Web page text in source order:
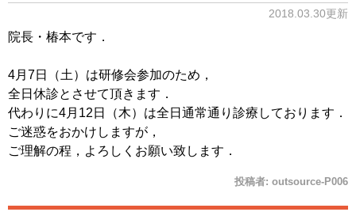
2018.03.30更新
院長・椿本です．
4月7日（土）は研修会参加のため，
全日休診とさせて頂きます．
代わりに4月12日（木）は全日通常通り診療しております．
ご迷惑をおかけしますが，
ご理解の程，よろしくお願い致します．
投稿者: outsource-P006